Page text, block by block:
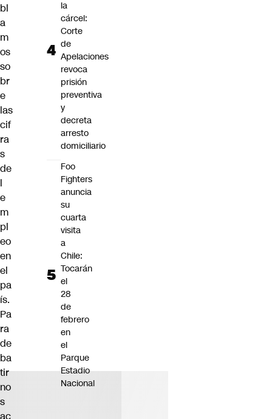
bl
a
m
os
so
br
e
las
cif
ra
s
de
l
e
m
pl
eo
en
el
pa
ís.
Pa
ra
de
ba
tir
no
s
ac
la
cárcel:
Corte
de
Apelaciones
revoca
prisión
preventiva
y
decreta
arresto
domiciliario
Foo
Fighters
anuncia
su
cuarta
visita
a
Chile:
Tocarán
el
28
de
febrero
en
el
Parque
Estadio
Nacional